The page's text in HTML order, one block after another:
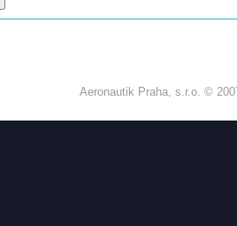
Aeronautik Praha, s.r.o. ©